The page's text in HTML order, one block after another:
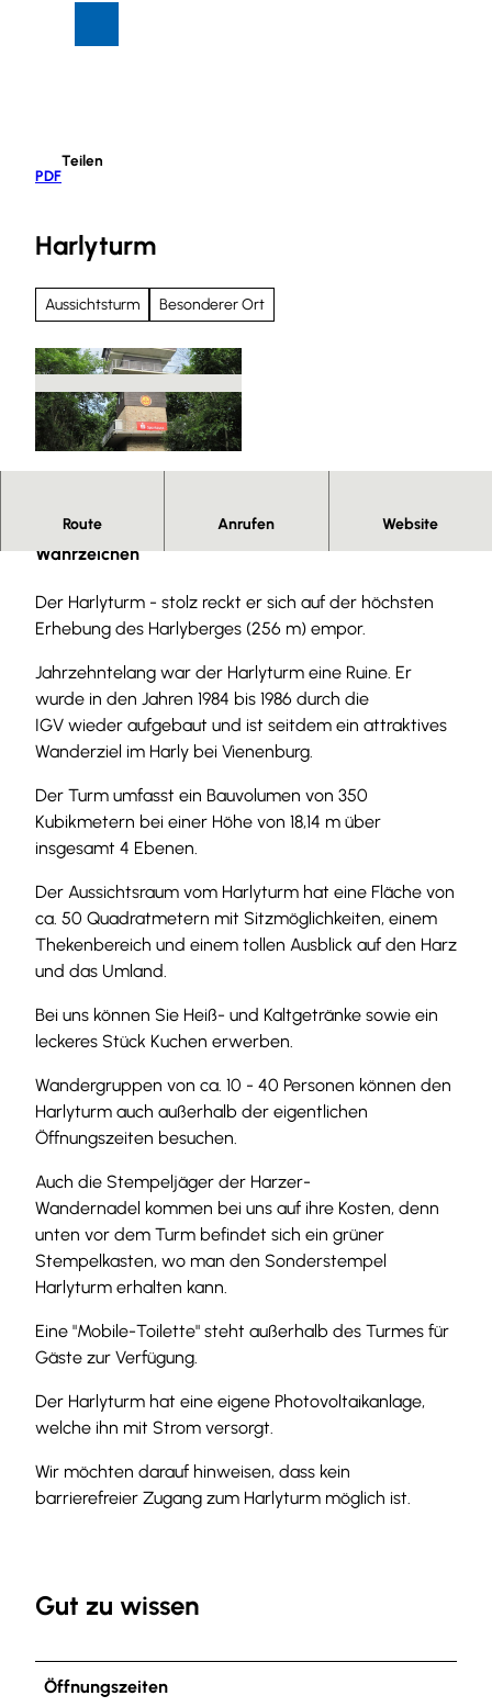
PDF
Teilen
Harlyturm
Aussichtsturm Besonderer Ort
t
u
m
-
v
i
n
e
n
b
u
r
g
1
.
p
g
Route Anrufen Website
Der Harlyturm in Vienenburg - Wanderziel und
Wahrzeichen
Der Harlyturm - stolz reckt er sich auf der höchsten
Erhebung des Harlyberges (256 m) empor.
Jahrzehntelang war der Harlyturm eine Ruine. Er
wurde in den Jahren 1984 bis 1986 durch die
IGV wieder aufgebaut und ist seitdem ein attraktives
Wanderziel im Harly bei Vienenburg.
Der Turm umfasst ein Bauvolumen von 350
Kubikmetern bei einer Höhe von 18,14 m über
insgesamt 4 Ebenen.
Der Aussichtsraum vom Harlyturm hat eine Fläche von
ca. 50 Quadratmetern mit Sitzmöglichkeiten, einem
Thekenbereich und einem tollen Ausblick auf den Harz
und das Umland.
Bei uns können Sie Heiß- und Kaltgetränke sowie ein
leckeres Stück Kuchen erwerben.
Wandergruppen von ca. 10 - 40 Personen können den
Harlyturm auch außerhalb der eigentlichen
Öffnungszeiten besuchen.
Auch die Stempeljäger der Harzer-
Wandernadel kommen bei uns auf ihre Kosten, denn
unten vor dem Turm befindet sich ein grüner
Stempelkasten, wo man den Sonderstempel
Harlyturm erhalten kann.
Eine "Mobile-Toilette" steht außerhalb des Turmes für
Gäste zur Verfügung.
Der Harlyturm hat eine eigene Photovoltaikanlage,
welche ihn mit Strom versorgt.
Wir möchten darauf hinweisen, dass kein
barrierefreier Zugang zum Harlyturm möglich ist.
Gut zu wissen
Öffnungszeiten